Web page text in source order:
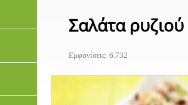
Σαλάτα
Εμφανίσεις: 6.732